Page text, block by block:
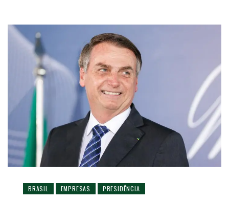
BRASIL EMPRESAS PRESIDÊNCIA